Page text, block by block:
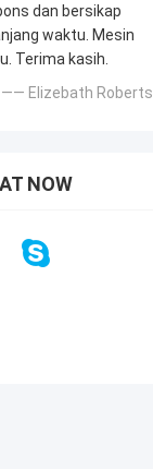
dan bersikap
waktu. Mesin
Terima kasih.
—— Elizebath Roberts
NOW